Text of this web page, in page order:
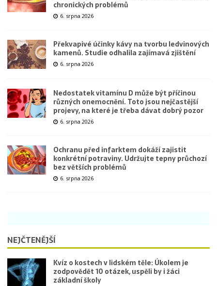
chronických problémů
6. srpna 2026
Překvapivé účinky kávy na tvorbu ledvinových
kamenů. Studie odhalila zajímavá zjištění
6. srpna 2026
Nedostatek vitamínu D může být příčinou
různých onemocnění. Toto jsou nejčastější
projevy, na které je třeba dávat dobrý pozor
6. srpna 2026
Ochranu před infarktem dokáží zajistit
konkrétní potraviny. Udržujte tepny průchozí
bez větších problémů
6. srpna 2026
NEJČTENĚJŠÍ
Kvíz o kostech v lidském těle: Úkolem je
zodpovědět 10 otázek, uspěli by i žáci
základní školy